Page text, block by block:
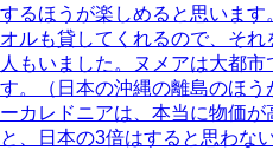
するほうが楽しめると思いま
オルも貸してくれるので、そ
人もいました。ヌメアは大都
す。（日本の沖縄の離島のほう
ーカレドニアは、本当に物価
と、日本の3倍はすると思わな